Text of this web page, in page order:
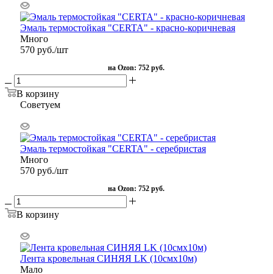
Эмаль термостойкая "CERTA" - красно-коричневая
Много
570 руб./шт
на Ozon: 752 руб.
В корзину
Советуем
Эмаль термостойкая "CERTA" - серебристая
Много
570 руб./шт
на Ozon: 752 руб.
В корзину
Лента кровельная СИНЯЯ LK (10смх10м)
Мало